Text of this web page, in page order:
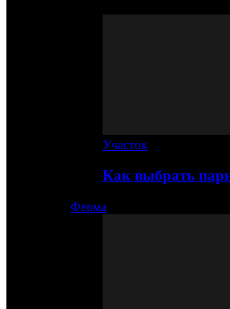
Участок
Как выбрать
Ферма